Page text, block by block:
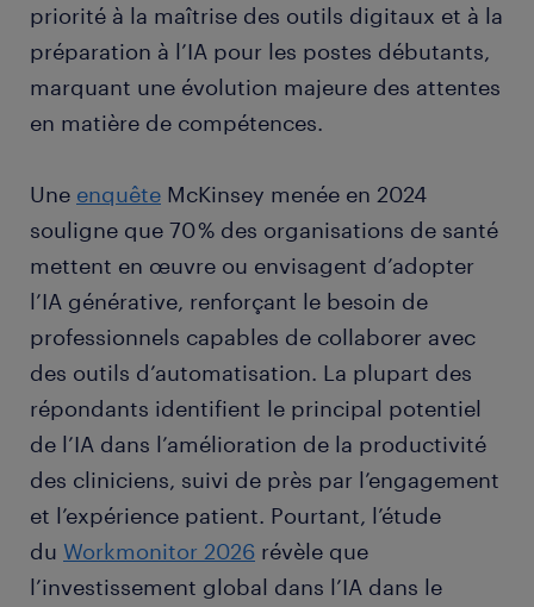
priorité à la maîtrise des outils digitaux et à la
préparation à l’IA pour les postes débutants,
marquant une évolution majeure des attentes
en matière de compétences.
Une enquête McKinsey menée en 2024
souligne que 70 % des organisations de santé
mettent en œuvre ou envisagent d’adopter
l’IA générative, renforçant le besoin de
professionnels capables de collaborer avec
des outils d’automatisation. La plupart des
répondants identifient le principal potentiel
de l’IA dans l’amélioration de la productivité
des cliniciens, suivi de près par l’engagement
et l’expérience patient. Pourtant, l’étude
du Workmonitor 2026 révèle que
l’investissement global dans l’IA dans le